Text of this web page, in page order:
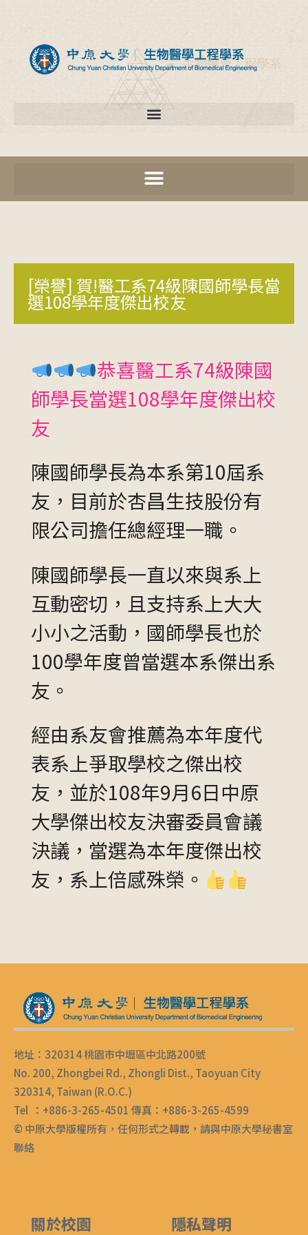
[榮譽] 賀!醫工系74級陳國師學長當
選108學年度傑出校友
恭喜醫工系74級陳國
師學長當選108學年度傑出校
友
陳國師學長為本系第10屆系
友，目前於杏昌生技股份有
限公司擔任總經理一職。
陳國師學長一直以來與系上
互動密切，且支持系上大大
小小之活動，國師學長也於
100學年度曾當選本系傑出系
友。
經由系友會推薦為本年度代
表系上爭取學校之傑出校
友，並於108年9月6日中原
大學傑出校友決審委員會議
決議，當選為本年度傑出校
友，系上倍感殊榮。
地址：320314 桃園市中壢區中北路200號
No. 200, Zhongbei Rd., Zhongli Dist., Taoyuan City
320314, Taiwan (R.O.C.)
Tel ：+886-3-265-4501 傳真：+886-3-265-4599
© 中原大學版權所有，任何形式之轉載，請與中原大學秘書室
聯絡
關於校園 隱私聲明